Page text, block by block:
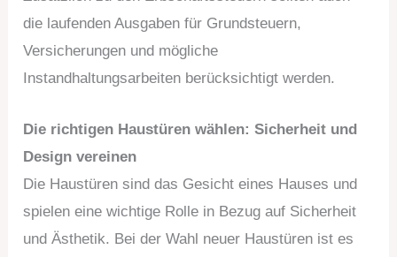
die laufenden Ausgaben für Grundsteuern,
Versicherungen und mögliche
Instandhaltungsarbeiten berücksichtigt werden.
Die richtigen Haustüren wählen: Sicherheit und
Design vereinen
Die Haustüren sind das Gesicht eines Hauses und
spielen eine wichtige Rolle in Bezug auf Sicherheit
und Ästhetik. Bei der Wahl neuer Haustüren ist es